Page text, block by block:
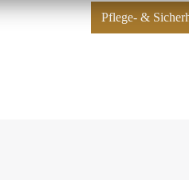
Pflege- &